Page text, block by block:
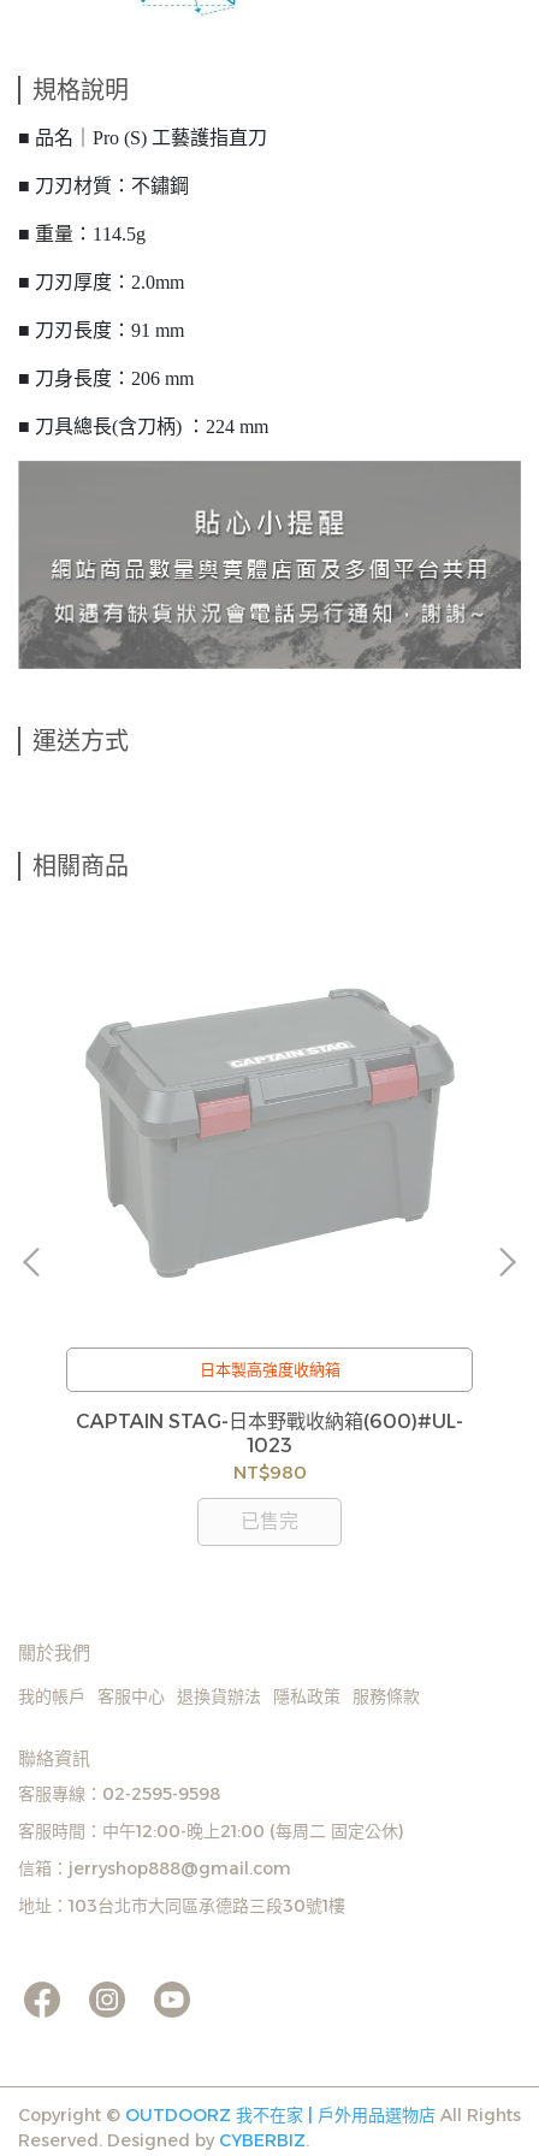
規格說明
■ 品名｜Pro (S) 工藝護指直刀
■ 刀刃材質：不鏽鋼
■ 重量：114.5g
■ 刀刃厚度：2.0mm
■ 刀刃長度：91 mm
■ 刀身長度：206 mm
■ 刀具總長(含刀柄) ：224 mm
運送方式
相關商品
日本製高強度收納箱
CAPTAIN STAG-日本野戰收納箱(600)#UL-
1023
NT$980
已售完
關於我們
我的帳戶 客服中心 退換貨辦法 隱私政策 服務條款
聯絡資訊
客服專線：02-2595-9598
客服時間：中午12:00-晚上21:00 (每周二 固定公休)
信箱：jerryshop888@gmail.com
地址：103台北市大同區承德路三段30號1樓
Copyright © OUTDOORZ 我不在家 | 戶外用品選物店 All Rights
Reserved. Designed by CYBERBIZ.